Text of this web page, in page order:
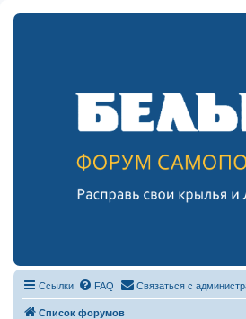
Ссылки FAQ Связаться с
Список форумов